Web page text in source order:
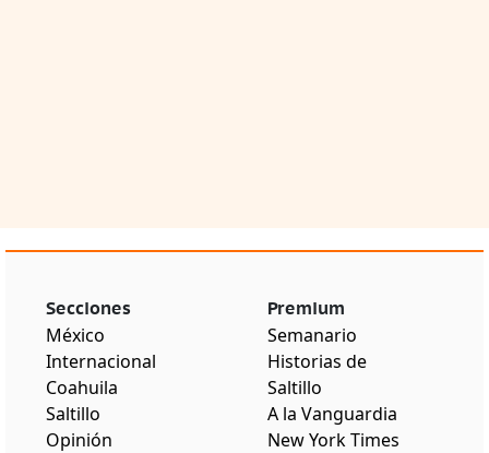
Secciones
México
Internacional
Coahuila
Saltillo
Opinión
Premium
Semanario
Historias de
Saltillo
A la Vanguardia
New York Times